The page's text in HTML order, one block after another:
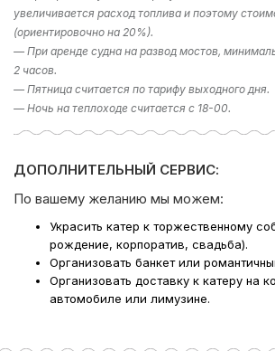
телефон в шапке сайта!
Компания Ру-Чартерс всегда рада
аренду яхты в СПб
увеличивается расход топлива и поэтому
(ориентировочно на 20%).
— При аренде судна на развод мостов,
2 часов.
— Пятница считается по тарифу выходного дня.
— Ночь на теплоходе считается с 18-00.
ДОПОЛНИТЕЛЬНЫЙ СЕРВИС:
По вашему желанию мы можем:
Украсить катер к торжественному
рождение, корпоратив, свадьба).
Организовать банкет или
Организовать доставку к катеру на
автомобиле или лимузине.